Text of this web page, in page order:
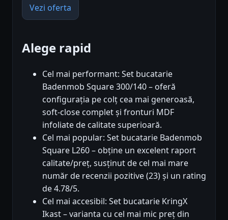
Vezi oferta
Alege rapid
Cel mai performant: Set bucatarie
Badenmob Square 300/140 – oferă
configurația pe colț cea mai generoasă,
soft-close complet și fronturi MDF
infoliate de calitate superioară.
Cel mai popular: Set bucatarie Badenmob
Square L260 – obține un excelent raport
calitate/preț, susținut de cel mai mare
număr de recenzii pozitive (23) și un rating
de 4.78/5.
Cel mai accesibil: Set bucatarie KringX
Ikast – varianta cu cel mai mic preț din